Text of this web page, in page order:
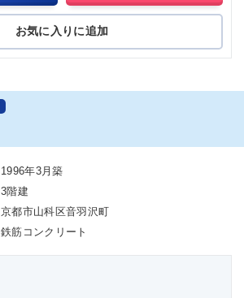
お気に入りに追加
1996年3月築
3階建
京都市山科区音羽沢町
鉄筋コンクリート